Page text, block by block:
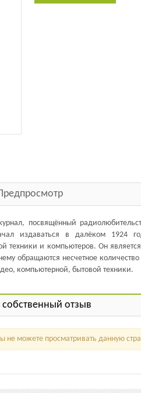
посвящённый
издаваться в далёком 1924
техники и компьютеров. Он
обращаются несчетное
компьютерной, бытовой техники.
собственный отзыв
не можете просматривать данную